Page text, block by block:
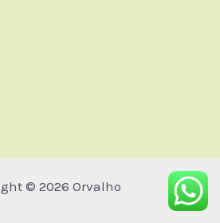
© 2026 Orvalho